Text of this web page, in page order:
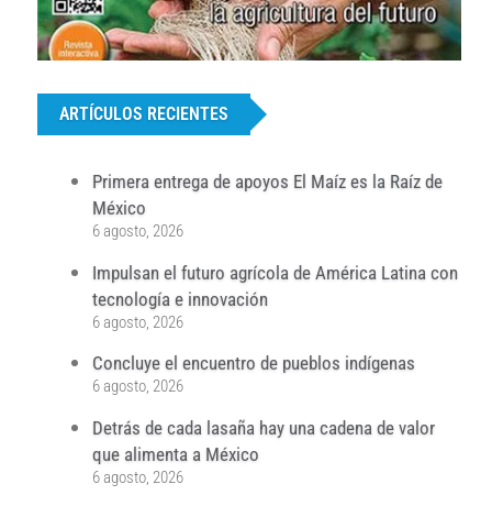
ARTÍCULOS RECIENTES
Primera entrega de apoyos El Maíz es la Raíz de
México
6 agosto, 2026
Impulsan el futuro agrícola de América Latina con
tecnología e innovación
6 agosto, 2026
Concluye el encuentro de pueblos indígenas
6 agosto, 2026
Detrás de cada lasaña hay una cadena de valor
que alimenta a México
6 agosto, 2026